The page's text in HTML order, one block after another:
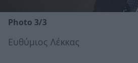
Photo 3/3
Ευθύμιος Λέκκας